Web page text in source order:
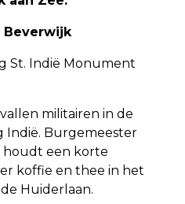
Beverwijk
St. Indië Monument
militairen in de
Indië. Burgemeester
houdt een korte
koffie en thee in het
Huiderlaan.